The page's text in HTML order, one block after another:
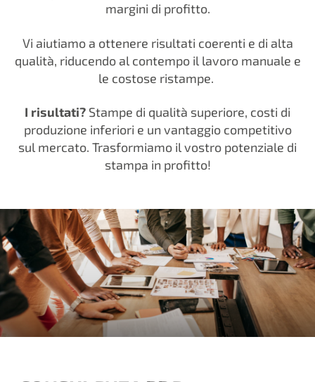
margini di profitto.
Vi aiutiamo a ottenere risultati coerenti e di alta
qualità, riducendo al contempo il lavoro manuale e
le costose ristampe.
I risultati? Stampe di qualità superiore, costi di
produzione inferiori e un vantaggio competitivo
sul mercato. Trasformiamo il vostro potenziale di
stampa in profitto!